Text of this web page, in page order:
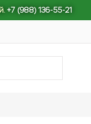
+7 (988) 136-55-21